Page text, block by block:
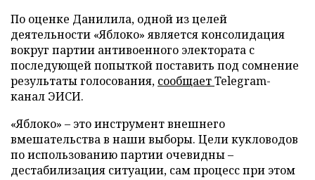
По оценке Данилила, одной из целей
деятельности «Яблоко» является консолидация
вокруг партии антивоенного электората с
последующей попыткой поставить под сомнение
результаты голосования, сообщаетTelegram-
канал ЭИСИ.
«Яблоко» – это инструмент внешнего
вмешательства в наши выборы. Цели кукловодов
по использованию партии очевидны –
дестабилизация ситуации, сам процесс при этом